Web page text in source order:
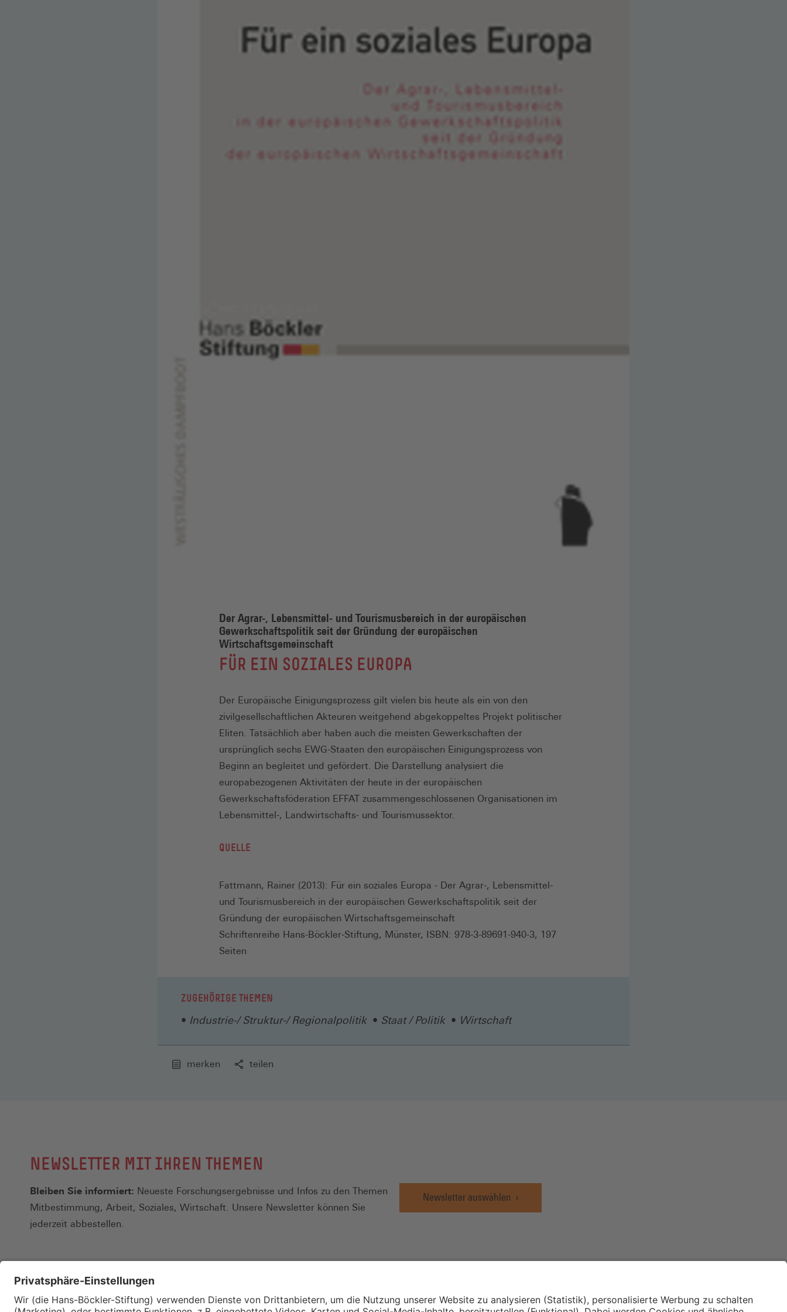
Der Agrar-, Lebensmittel- und Tourismusbereich in der europäischen
Gewerkschaftspolitik seit der Gründung der europäischen
Wirtschaftsgemeinschaft
:
FÜR EIN SOZIALES EUROPA
Der Europäische Einigungsprozess gilt vielen bis heute als ein von den
zivilgesellschaftlichen Akteuren weitgehend abgekoppeltes Projekt politischer
Eliten. Tatsächlich aber haben auch die meisten Gewerkschaften der
ursprünglich sechs EWG-Staaten den europäischen Einigungsprozess von
Beginn an begleitet und gefördert. Die Darstellung analysiert die
europabezogenen Aktivitäten der heute in der europäischen
Gewerkschaftsföderation EFFAT zusammengeschlossenen Organisationen im
Lebensmittel-, Landwirtschafts- und Tourismussektor.
QUELLE
Fattmann, Rainer (2013): Für ein soziales Europa - Der Agrar-, Lebensmittel-
und Tourismusbereich in der europäischen Gewerkschaftspolitik seit der
Gründung der europäischen Wirtschaftsgemeinschaft
Schriftenreihe Hans-Böckler-Stiftung, Münster, ISBN: 978-3-89691-940-3, 197
Seiten
ZUGEHÖRIGE THEMEN
Industrie-/ Struktur-/ Regionalpolitik Staat / Politik Wirtschaft
merken teilen
NEWSLETTER MIT IHREN THEMEN
Bleiben Sie informiert: Neueste Forschungsergebnisse und Infos zu den Themen
Mitbestimmung, Arbeit, Soziales, Wirtschaft. Unsere Newsletter können Sie
jederzeit abbestellen.
Newsletter auswählen